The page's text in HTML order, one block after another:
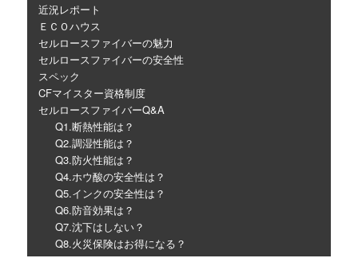
近況レポート
ＥＣＯハウス
セルロースファイバーの魅力
セルロースファイバーの安全性
スペック
CFマイスター資格制度
セルロースファイバーQ&A
Q1.断熱性能は？
Q2.調湿性能は？
Q3.防火性能は？
Q4.ホウ酸の安全性は？
Q5.インクの安全性は？
Q6.防音効果は？
Q7.沈下はしない？
Q8.火災保険はお得になる？